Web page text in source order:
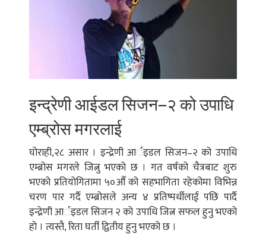
इन्द्रेणी आईडल सिजन–२ को उपाधि
एम्ब्रोस मगरलाई
घोराही,२८ असार । इन्द्रेणी आर्इडल सिजन–२ को उपाधि
एम्ब्रोस मगरले जित्नु भएको छ । गत वर्षको चैत्रबाट शुरु
भएको प्रतियोगितामा ५०औँ को सहभागिता रहेकोमा विभिन्न
चरण पार गर्दै एम्ब्रोसले अन्य ४ प्रतिष्पर्धीलाई पछि पार्दै
इन्द्रेणी आर्इडल सिजन २ को उपाधि जित्न सफल हुनु भएको
हो । त्यस्तै, रिता घर्ती द्वितीय हुनु भएको छ ।